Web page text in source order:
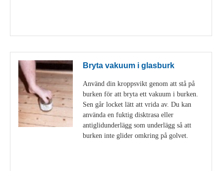
Bryta vakuum i glasburk
Använd din kroppsvikt genom att stå på
burken för att bryta ett vakuum i burken.
Sen går locket lätt att vrida av. Du kan
använda en fuktig disktrasa eller
antiglidunderlägg som underlägg så att
burken inte glider omkring på golvet.